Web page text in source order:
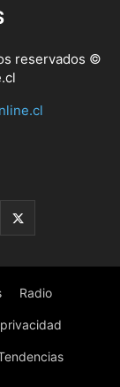
reservados ©
Radio